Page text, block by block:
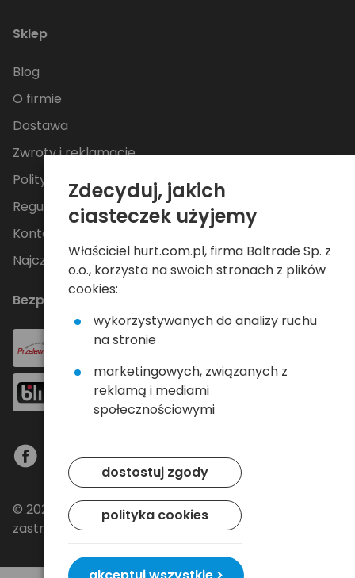
Sklep
Blog
O firmie
Dostawa
Zwroty i reklamacje
Polityka Prywatności
Regulamin
Kontakt
Najczęściej zadawane pytania
Bezpieczne płatności
© 2024 Baltrade sp. z o.o. - Wszelkie prawa
zastrzeżone.
Zdecyduj, jakich
ciasteczek użyjemy
Właściciel hurt.com.pl, firma Baltrade Sp. z
o.o., korzysta na swoich stronach z plików
cookies:
wykorzystywanych do analizy ruchu
na stronie
marketingowych, związanych z
reklamą i mediami
społecznościowymi
dostostuj zgody
polityka cookies